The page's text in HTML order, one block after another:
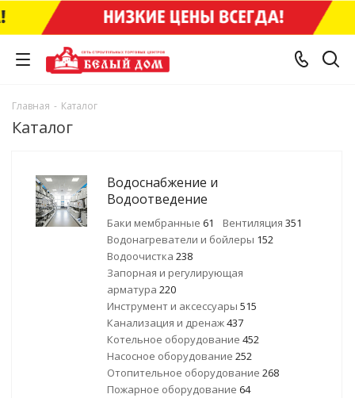
Главная - Каталог
Каталог
Водоснабжение и
Водоотведение
Баки мембранные 61 Вентиляция 351
Водонагреватели и бойлеры 152
Водоочистка 238
Запорная и регулирующая
арматура 220
Инструмент и аксессуары 515
Канализация и дренаж437
Котельное оборудование 452
Насосное оборудование 252
Отопительное оборудование 268
Пожарное оборудование 64